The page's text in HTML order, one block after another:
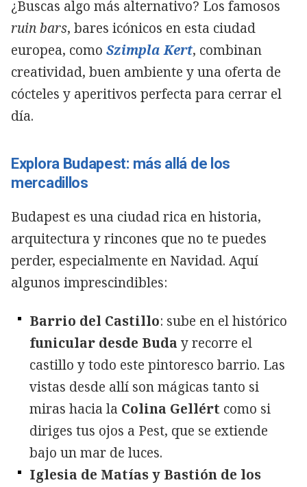
¿Buscas algo más alternativo? Los famosos
ruin bars, bares icónicos en esta ciudad
europea, como Szimpla Kert, combinan
creatividad, buen ambiente y una oferta de
cócteles y aperitivos perfecta para cerrar el
día.
Explora Budapest: más allá de los
mercadillos
Budapest es una ciudad rica en historia,
arquitectura y rincones que no te puedes
perder, especialmente en Navidad. Aquí
algunos imprescindibles:
Barrio del Castillo: sube en el histórico
funicular desde Buda y recorre el
castillo y todo este pintoresco barrio. Las
vistas desde allí son mágicas tanto si
miras hacia la Colina Gellért como si
diriges tus ojos a Pest, que se extiende
bajo un mar de luces.
Iglesia de Matías y Bastión de los